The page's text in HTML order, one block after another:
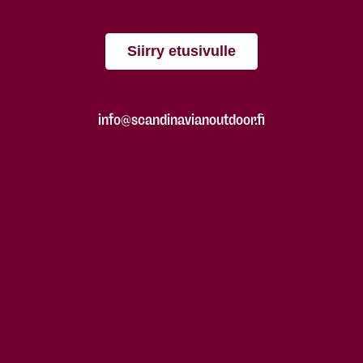
Siirry etusivulle
info@scandinavianoutdoor.fi